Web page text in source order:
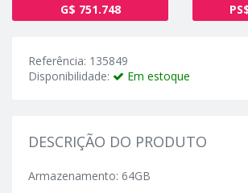
G$ 751.748
Referência: 135849
Disponibilidade:
Em estoque
DESCRIÇÃO DO PRODUTO
Armazenamento: 64GB